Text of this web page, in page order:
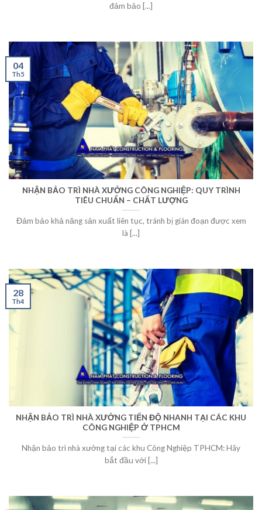
đảm bảo [...]
NHẬN BẢO TRÌ NHÀ XƯỞNG CÔNG NGHIỆP: QUY TRÌNH
TIÊU CHUẨN – CHẤT LƯỢNG
Đảm bảo khả năng sản xuất liên tục, tránh bị gián đoạn được xem
là [...]
04
Th5
NHẬN BẢO TRÌ NHÀ XƯỞNG TIẾN ĐỘ NHANH TẠI CÁC KHU
CÔNG NGHIỆP Ở TPHCM
Nhận bảo trì nhà xưởng tại các khu Công Nghiệp TPHCM: Hãy
bắt đầu với [...]
28
Th4